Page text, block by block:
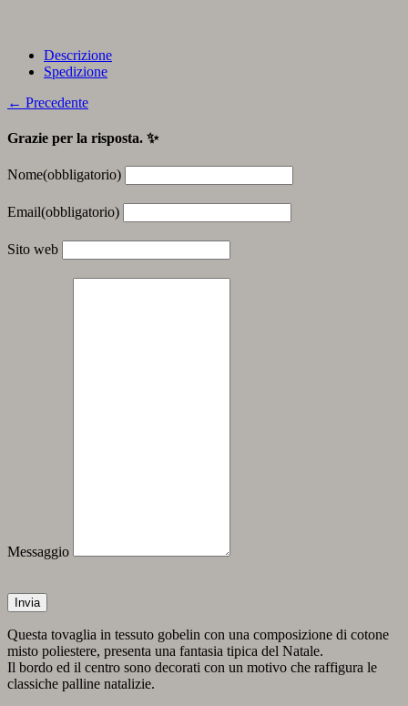
Descrizione
Spedizione
← Precedente
Grazie per la risposta. ✨
Nome(obbligatorio)
Email(obbligatorio)
Sito web
Messaggio
Invia
Questa tovaglia in tessuto gobelin con una composizione di cotone
misto poliestere, presenta una fantasia tipica del Natale.
Il bordo ed il centro sono decorati con un motivo che raffigura le
classiche palline natalizie.